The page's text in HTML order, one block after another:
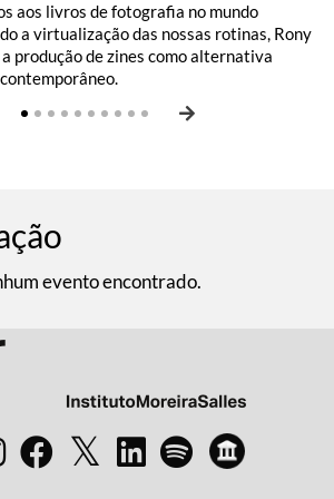
aos livros de fotografia no mundo
a virtualização das nossas rotinas, Rony
produção de zines como alternativa
evento encontrado.